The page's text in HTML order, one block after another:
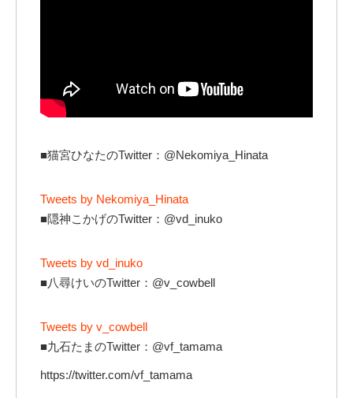
■猫宮ひなたのTwitter：@Nekomiya_Hinata
Tweets by Nekomiya_Hinata
■隠神こかげのTwitter：@vd_inuko
Tweets by vd_inuko
■八尋けいのTwitter：@v_cowbell
Tweets by v_cowbell
■九石たまのTwitter：@vf_tamama
https://twitter.com/vf_tamama